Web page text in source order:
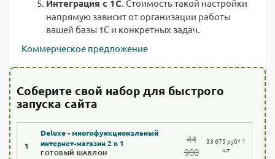
Интеграция с 1С. Стоимость такой настройки
напрямую зависит от организации работы
вашей базы 1С и конкретных задач.
Коммерческое предложение
Соберите свой набор для быстрого
запуска сайта
1
Deluxe - многофункциональный
интернет-магазин 2 в 1
ГОТОВЫЙ ШАБЛОН
44
900
33 675руб* 1
шт